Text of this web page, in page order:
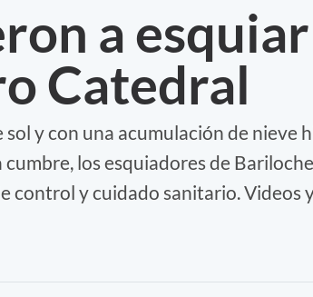
a
Catedral
y con una acumulación de nieve
cumbre, los esquiadores de
control y cuidado sanitario. Videos